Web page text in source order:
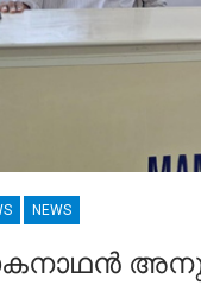
NEWS